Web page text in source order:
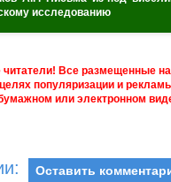
исследованию
Все размещенные
популяризации и
или электронном
Оставить